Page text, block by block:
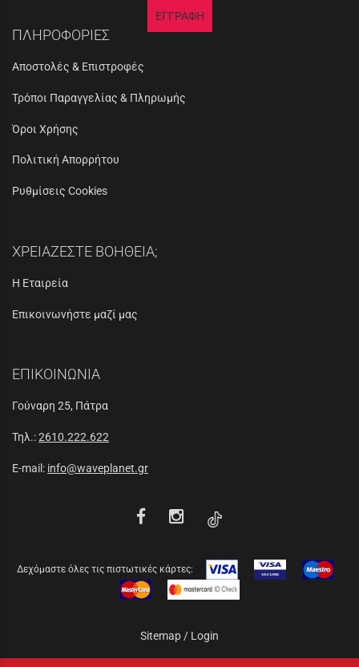
ΕΓΓΡΑΦΗ
ΠΛΗΡΟΦΟΡΙΕΣ
Αποστολές & Επιστροφές
Τρόποι Παραγγελίας & Πληρωμής
Όροι Χρήσης
Πολιτική Απορρήτου
Ρυθμίσεις Cookies
ΧΡΕΙΑΖΕΣΤΕ ΒΟΗΘΕΙΑ;
Η Εταιρεία
Επικοινωνήστε μαζί μας
ΕΠΙΚΟΙΝΩΝΙΑ
Γούναρη 25, Πάτρα
Τηλ.:2610.222.622
E-mail: info@waveplanet.gr
Δεχόμαστε όλες τις πιστωτικές κάρτες:
Sitemap/ Login